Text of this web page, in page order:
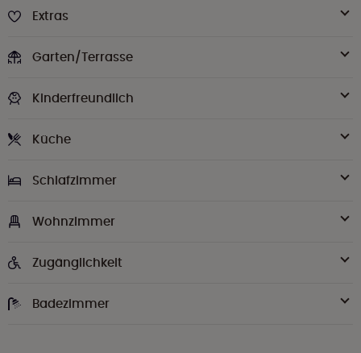
Extras
Garten/Terrasse
Kinderfreundlich
Küche
Schlafzimmer
Wohnzimmer
Zugänglichkeit
Badezimmer